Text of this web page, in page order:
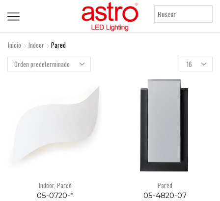
Inicio Indoor
Pared
Products
per
page
Indoor, Pared
05-0720-*
Pared
05-4820-07